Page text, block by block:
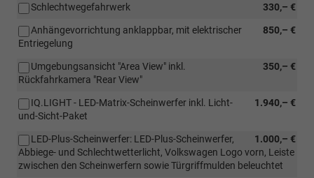
330,– €
Schlechtwegefahrwerk
850,– €
Anhängevorrichtung anklappbar, mit elektrischer
Entriegelung
350,– €
Umgebungsansicht "Area View" inkl.
Rückfahrkamera "Rear View"
1.940,– €
IQ.LIGHT - LED-Matrix-Scheinwerfer inkl. Licht-
und-Sicht-Paket
1.000,– €
LED-Plus-Scheinwerfer: LED-Plus-Scheinwerfer,
Abbiege- und Schlechtwetterlicht, Volkswagen Logo vorn, Leiste
zwischen den Scheinwerfern sowie Türgriffmulden beleuchtet